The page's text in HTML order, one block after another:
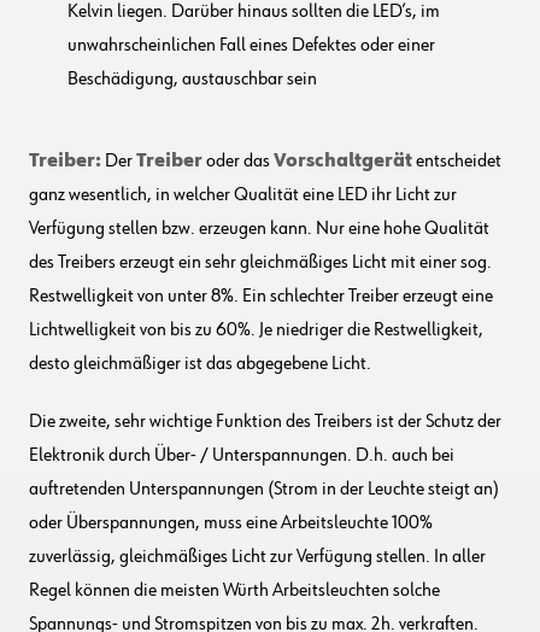
Kelvin liegen. Darüber hinaus sollten die LED’s, im
unwahrscheinlichen Fall eines Defektes oder einer
Beschädigung, austauschbar sein
Treiber: DerTreiberoder dasVorschaltgerätentscheidet
ganz wesentlich, in welcher Qualität eine LED ihr Licht zur
Verfügung stellen bzw. erzeugen kann. Nur eine hohe Qualität
des Treibers erzeugt ein sehr gleichmäßiges Licht mit einer sog.
Restwelligkeit von unter 8%. Ein schlechter Treiber erzeugt eine
Lichtwelligkeit von bis zu 60%. Je niedriger die Restwelligkeit,
desto gleichmäßiger ist das abgegebene Licht.
Die zweite, sehr wichtige Funktion des Treibers ist der Schutz der
Elektronik durch Über- / Unterspannungen. D.h. auch bei
auftretenden Unterspannungen (Strom in der Leuchte steigt an)
oder Überspannungen, muss eine Arbeitsleuchte 100%
zuverlässig, gleichmäßiges Licht zur Verfügung stellen. In aller
Regel können die meisten Würth Arbeitsleuchten solche
Spannungs- und Stromspitzen von bis zu max. 2h. verkraften.